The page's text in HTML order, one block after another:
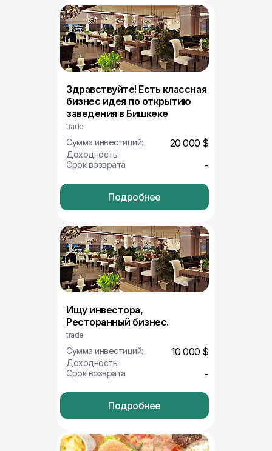
Здравствуйте! Есть классная
бизнес идея по открытию
заведения в Бишкеке
trade
Сумма инвестиций: 20 000 $
Доходность:
Срок возврата
-
Подробнее
Ищу инвестора,
Ресторанный бизнес.
trade
Сумма инвестиций: 10 000 $
Доходность:
Срок возврата
-
Подробнее